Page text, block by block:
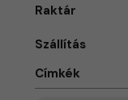
Raktár
Szállítás
Címkék